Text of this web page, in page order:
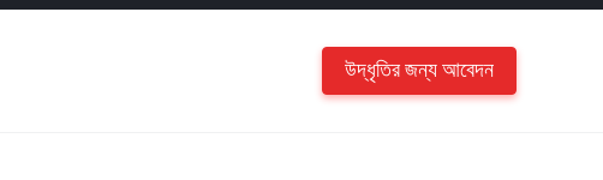
উদ্ধৃতির জন্য আবেদন